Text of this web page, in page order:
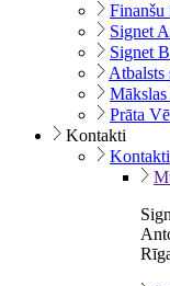
Finanšu
Signet
Signet
Atbalsts
Prāta
Kontakti
Kontakti